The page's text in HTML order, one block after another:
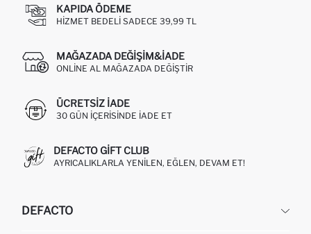
KAPIDA ÖDEME
HIZMET BEDELI SADECE 39,99 TL
MAĞAZADA DEĞIŞIM&İADE
ONLINE AL MAĞAZADA DEĞIŞTIR
ÜCRETSIZ IADE
30 GÜN IÇERISINDE IADE ET
DEFACTO GIFT CLUB
AYRICALIKLARLA YENILEN, EĞLEN, DEVAM ET!
DEFACTO